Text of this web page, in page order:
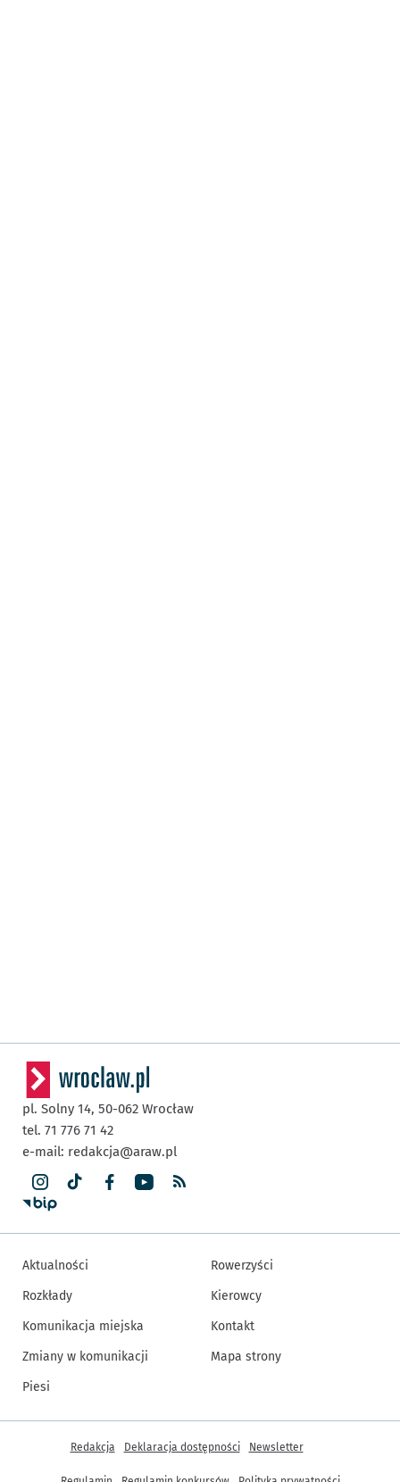
pl. Solny 14, 50-062 Wrocław
tel. 71 776 71 42
e-mail: redakcja@araw.pl
Aktualności
Rozkłady
Komunikacja miejska
Zmiany w komunikacji
Piesi
Rowerzyści
Kierowcy
Kontakt
Mapa strony
Inne informacje
Redakcja Deklaracja dostępności Newsletter